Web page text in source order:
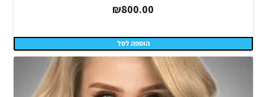
₪800.00
הוספה לסל